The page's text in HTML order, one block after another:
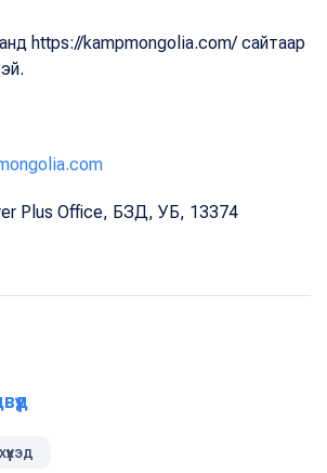
https://kampmongolia.com/ сайтаар
Plus Office, БЗД, УБ, 13374
хүүхэд